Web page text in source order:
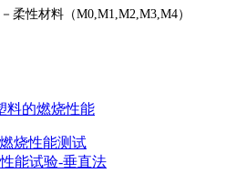
柔性材料（M0,M1,M2,M3,M4）
料的燃烧性能
烧性能测试
能试验-垂直法